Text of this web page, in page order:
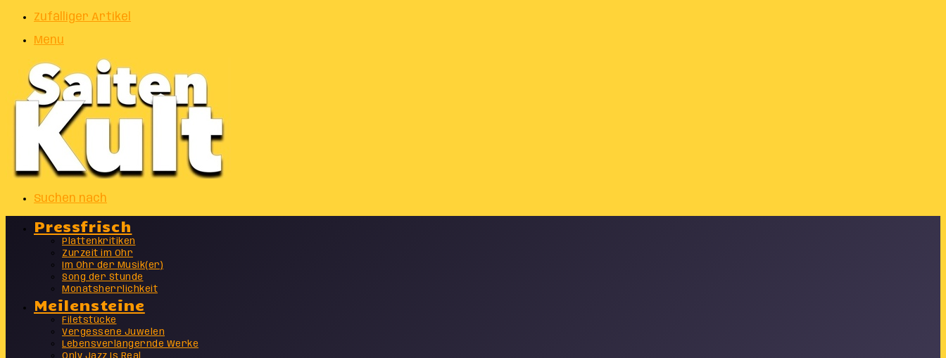
Zufälliger Artikel
Menu
Suchen nach
Pressfrisch
Plattenkritiken
Zurzeit im Ohr
Im Ohr der Musik(er)
Song der Stunde
Monatsherrlichkeit
Meilensteine
Filetstücke
Vergessene Juwelen
Lebensverlängernde Werke